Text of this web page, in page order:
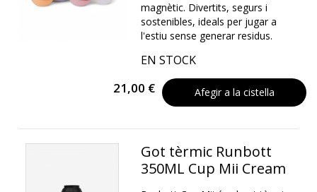
magnètic. Divertits, segurs i
sostenibles, ideals per jugar a
l'estiu sense generar residus.
EN STOCK
21,00 € Afegir a la cistella
Got tèrmic Runbott
350ML Cup Mii Cream